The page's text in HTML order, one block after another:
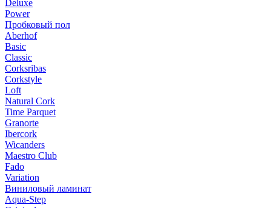
Deluxe
Power
Пробковый пол
Aberhof
Basic
Classic
Corksribas
Corkstyle
Loft
Natural Cork
Time Parquet
Granorte
Ibercork
Wicanders
Мaestro Club
Fado
Variation
Виниловый ламинат
Aqua-Step